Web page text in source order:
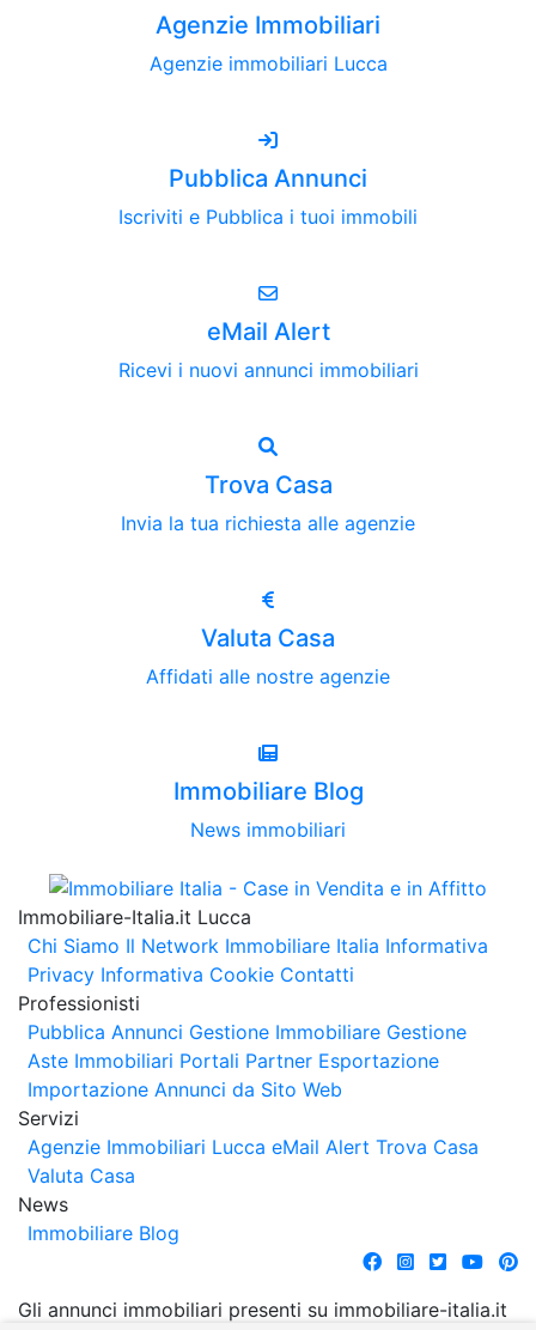
Agenzie Immobiliari
Agenzie immobiliari Lucca
Pubblica Annunci
Iscriviti e Pubblica i tuoi immobili
eMail Alert
Ricevi i nuovi annunci immobiliari
Trova Casa
Invia la tua richiesta alle agenzie
Valuta Casa
Affidati alle nostre agenzie
Immobiliare Blog
News immobiliari
Immobiliare-Italia.it Lucca
Chi Siamo Il Network Immobiliare Italia Informativa
Privacy Informativa Cookie Contatti
Professionisti
Pubblica Annunci Gestione Immobiliare Gestione
Aste Immobiliari Portali Partner Esportazione
Importazione Annunci da Sito Web
Servizi
Agenzie Immobiliari Lucca eMail Alert Trova Casa
Valuta Casa
News
Immobiliare Blog
Gli annunci immobiliari presenti su immobiliare-italia.it